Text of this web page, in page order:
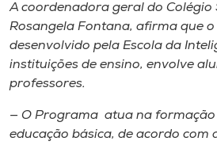
A coordenadora geral do Colégio
Rosangela Fontana, afirma que
desenvolvido pela Escola da
instituições de ensino, envolve
professores.
— O Programa atua na
educação básica, de acordo com